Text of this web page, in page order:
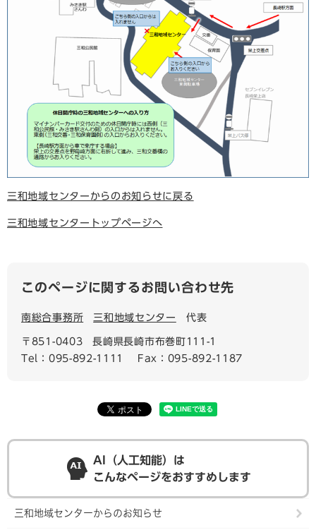
三和地域センターからのお知らせに戻る
三和地域センタートップページへ
このページに関するお問い合わせ先
南総合事務所 三和地域センター 代表
〒851-0403
長崎県長崎市布巻町111-1
Tel：095-892-1111
Fax：095-892-1187
AI（人工知能）は
こんなページをおすすめします
三和地域センターからのお知らせ